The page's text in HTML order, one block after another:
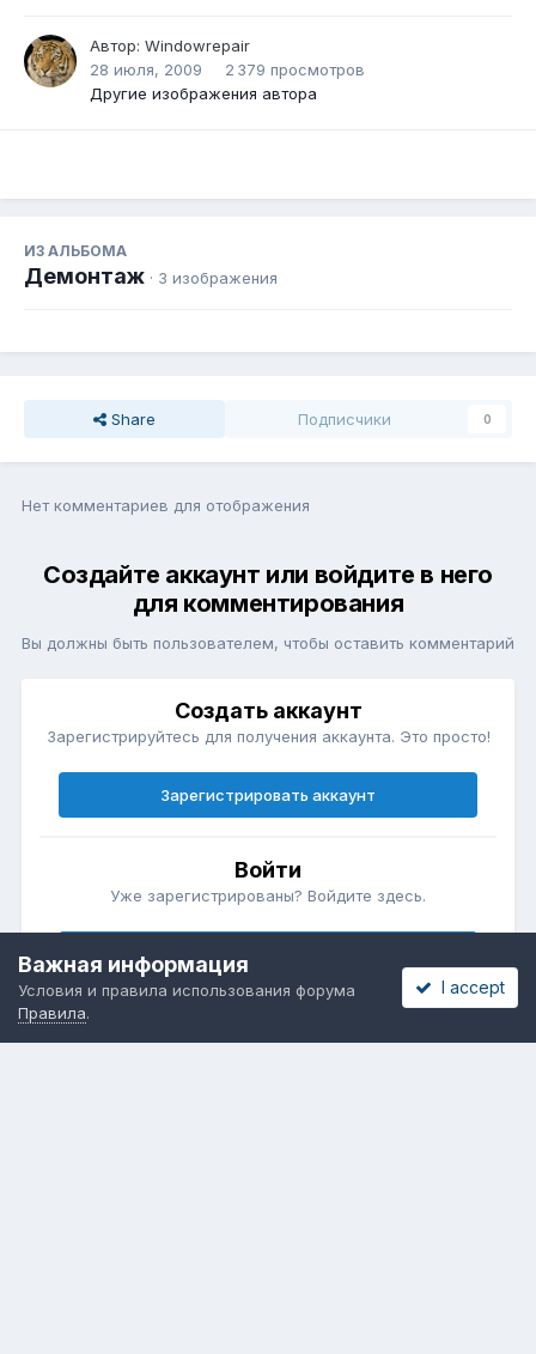
Автор: Windowrepair
28 июля, 2009
2 379 просмотров
Другие изображения автора
ИЗ АЛЬБОМА
Демонтаж · 3 изображения
Share Подписчики 0
Нет комментариев для отображения
Создайте аккаунт или войдите в него
для комментирования
Вы должны быть пользователем, чтобы оставить комментарий
Создать аккаунт
Зарегистрируйтесь для получения аккаунта. Это просто!
Зарегистрировать аккаунт
Войти
Уже зарегистрированы? Войдите здесь.
Важная информация
Условия и правила использования форума
Правила.
I accept